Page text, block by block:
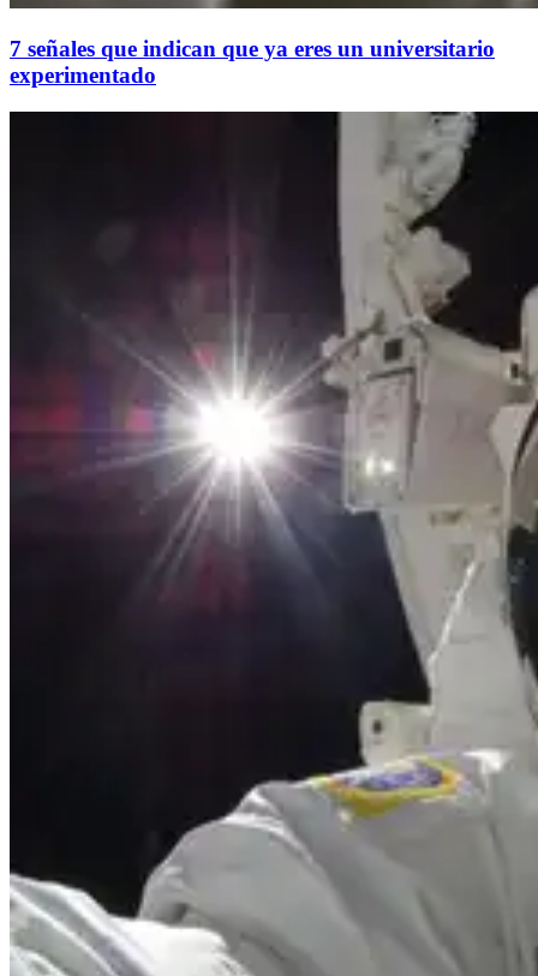
7 señales que indican que ya eres un universitario
experimentado